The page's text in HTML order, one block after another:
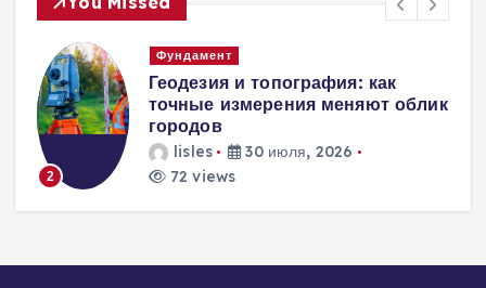
Вентиляция
Вентиляция
энергоэффективного дома:
современные инженерные
решения для пассивного
домостроения